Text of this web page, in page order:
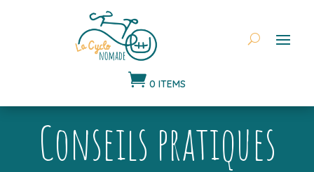
 0 ITEMS
Conseils pratiques